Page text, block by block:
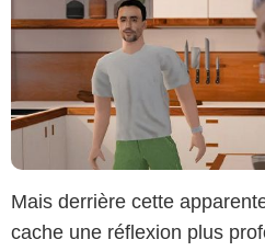
Mais derrière cette
cache une réflexion plus